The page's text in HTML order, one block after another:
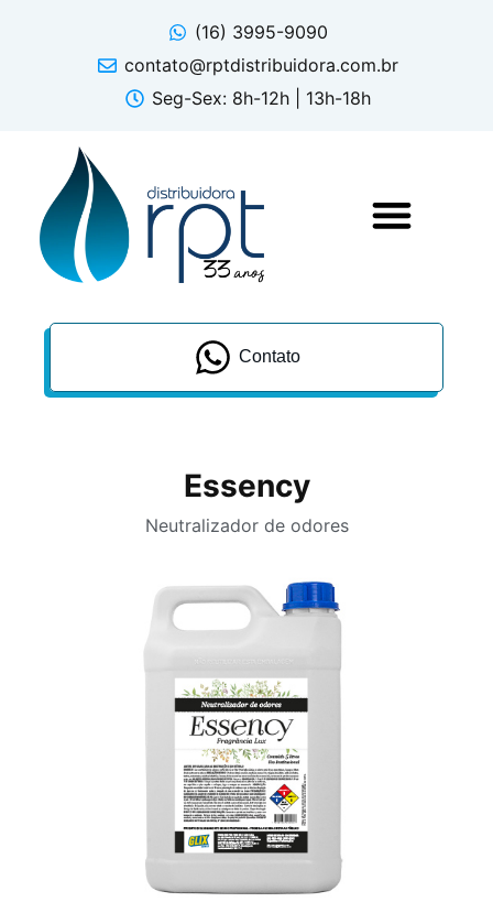
(16) 3995-9090
contato@rptdistribuidora.com.br
Seg-Sex: 8h-12h | 13h-18h
Contato
Essency
Neutralizador de odores